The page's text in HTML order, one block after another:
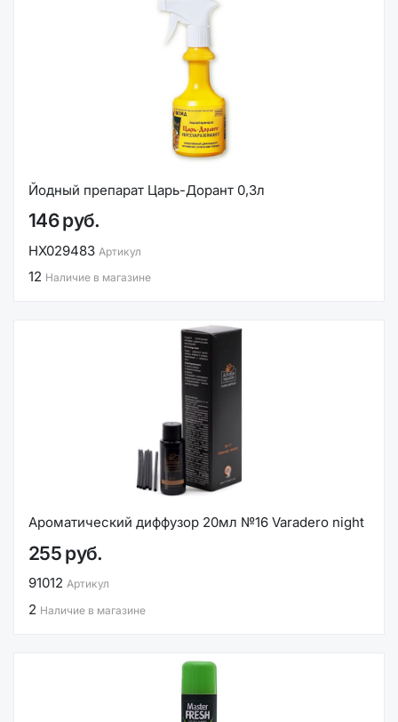
Йодный препарат Царь-Дорант 0,3л
146 руб.
НХ029483 Артикул
12 Наличие в магазине
Ароматический диффузор 20мл №16 Varadero night
255 руб.
91012 Артикул
2 Наличие в магазине